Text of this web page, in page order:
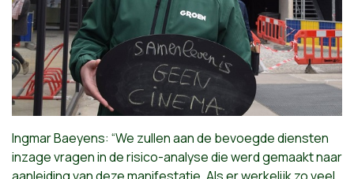
Ingmar Baeyens: “We zullen aan de bevoegde diensten
inzage vragen in de risico-analyse die werd gemaakt naar